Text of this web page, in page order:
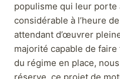
populisme qui leur porte
considérable à l’heure
attendant d’œuvrer
majorité capable de
du régime en place,